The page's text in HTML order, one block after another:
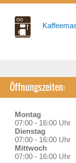
Öffnungszeiten:
Montag
07:00 - 16:00 Uhr
Dienstag
07:00 - 16:00 Uhr
Mittwoch
07:00 - 16:00 Uhr